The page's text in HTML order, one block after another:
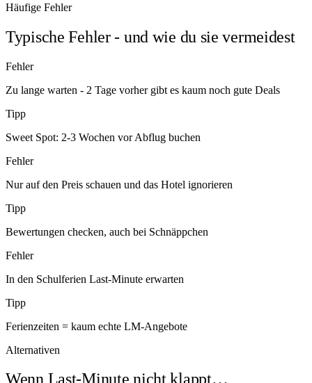
Häufige Fehler
Typische Fehler - und wie du sie vermeidest
Fehler
Zu lange warten - 2 Tage vorher gibt es kaum noch gute Deals
Tipp
Sweet Spot: 2-3 Wochen vor Abflug buchen
Fehler
Nur auf den Preis schauen und das Hotel ignorieren
Tipp
Bewertungen checken, auch bei Schnäppchen
Fehler
In den Schulferien Last-Minute erwarten
Tipp
Ferienzeiten = kaum echte LM-Angebote
Alternativen
Wenn Last-Minute nicht klappt…